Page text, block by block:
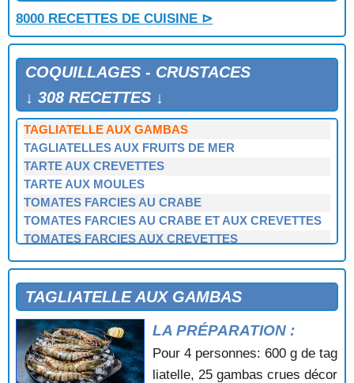
8000 RECETTES DE CUISINE ⊳
COQUILLAGES - CRUSTACES
↓ 308 RECETTES ↓
SPAGHETTIS AUX COQUES
SPAGHETTIS AUX CREVETTES
SPAGHETTIS AUX FRUITS DE MER
SPAGHETTIS AUX MOULES
SPAGHETTIS AUX PALOURDES
SPAGHETTIS DE LA MER EN PAPILLOTES
TAGLIATELLE AUX GAMBAS
TAGLIATELLES AUX FRUITS DE MER
TARTE AUX CREVETTES
TARTE AUX MOULES
TOMATES FARCIES AU CRABE
TOMATES FARCIES AU CRABE ET AUX CREVETTES
TOMATES FARCIES AUX CREVETTES
TURBAN DE POISSON AUX COQUILLES SAINT
JACQUES
TAGLIATELLE AUX GAMBAS
LA PRÉPARATION :
Pour 4 personnes: 600 g de tag
liatelle, 25 gambas crues décor